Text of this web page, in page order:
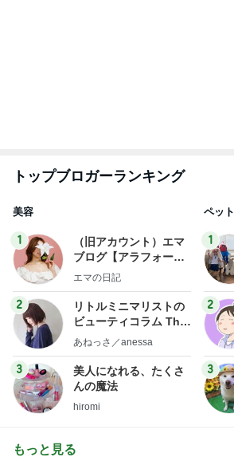
トップブロガーランキング
美容
1
（旧アカウント）エマ
ブログ【アラフォー会
社売却セカンドライ
エマの日記
2
リトルミニマリストの
ビューティコラム The
little minimalist's bea
あねっさ／anessa
3
美人になれる、たくさ
んの魔法
hiromi
ペット
1
2
3
もっと見る